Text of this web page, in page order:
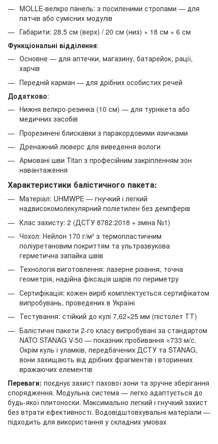
MOLLE-велкро панель: з посиленими стропами — для
патчів або сумісних модулів
Габарити: 28,5 см (верх) / 20 см (низ) × 18 см × 6 см
Функціональні відділення:
Основне — для аптечки, магазину, батарейок, рації,
харчів
Передній карман — для дрібних особистих речей
Додатково:
Нижня велкро-резинка (10 см) — для турнікета або
медичних засобів
Прорезинені блискавки з паракордовими язичками
Дренажний люверс для виведення вологи
Армовані шви Titan з професійним закріпленням зон
навантаження
Характеристики балістичного пакета:
Матеріал: UHMWPE — гнучкий і легкий
надвисокомолекулярний поліетилен без демпферів
Клас захисту: 2 (ДСТУ 8782:2018 + зміна №1)
Чохол: Нейлон 170 г/м² з термопластичним
поліуретановим покриттям та ультразвукова
герметична запайка швів
Технологія виготовлення: лазерне різання, точна
геометрія, надійна фіксація шарів по периметру
Сертифікація: кожен виріб комплектується сертифікатом
випробувань, проведених в Україні
Тестування: стійкий до кулі 7,62×25 мм (пістолет ТТ)
Балістичні пакети 2-го класу випробувані за стандартом
NATO STANAG V-50 — показник пробивання ≈733 м/с.
Окрім куль і уламків, передбачених ДСТУ та STANAG,
вони захищають від дрібних фрагментів і вторинних
вражаючих елементів
Переваги: поєднує захист пахової зони та зручне зберігання
спорядження. Модульна система — легко адаптується до
будь-якої плитоноски. Максимально легкий і гнучкий захист
без втрати ефективності. Водовідштовхувальні матеріали —
підходить для використання у складних умовах